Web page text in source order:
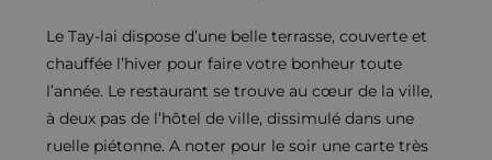
Le Tay-lai dispose d’une belle terrasse, couverte et
chauffée l’hiver pour faire votre bonheur toute
l’année. Le restaurant se trouve au cœur de la ville,
à deux pas de l’hôtel de ville, dissimulé dans une
ruelle piétonne. A noter pour le soir une carte très